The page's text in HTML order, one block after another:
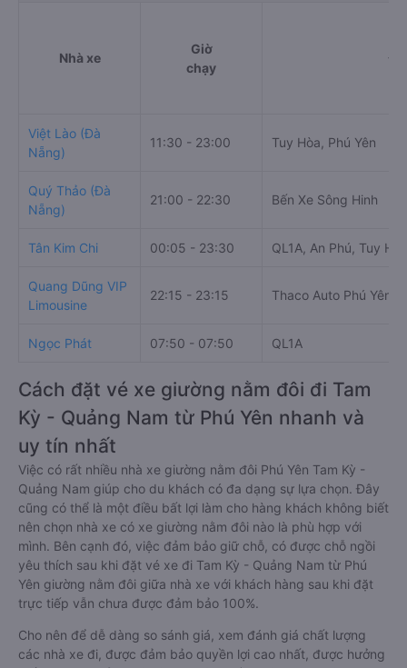
Nhà xe
Giờ
chạy
Việt Lào (Đà
Nẵng)
11:30 - 23:00 Tuy Hòa, Phú Yên
Quý Thảo (Đà
Nẵng)
21:00 - 22:30 Bến Xe Sông Hinh
Tân Kim Chi 00:05 - 23:30 QL1A, An Phú, Tuy
Quang Dũng VIP
Limousine
22:15 - 23:15 Thaco Auto Phú Yên
Ngọc Phát 07:50 - 07:50 QL1A
Cách đặt vé xe giường nằm đôi đi Tam
Kỳ - Quảng Nam từ Phú Yên nhanh và
uy tín nhất
Việc có rất nhiều nhà xe giường nằm đôi Phú Yên Tam Kỳ -
Quảng Nam giúp cho du khách có đa dạng sự lựa chọn. Đây
cũng có thể là một điều bất lợi làm cho hàng khách không biết
nên chọn nhà xe có xe giường nằm đôi nào là phù hợp với
mình. Bên cạnh đó, việc đảm bảo giữ chỗ, có được chỗ ngồi
yêu thích sau khi đặt vé xe đi Tam Kỳ - Quảng Nam từ Phú
Yên giường nằm đôi giữa nhà xe với khách hàng sau khi đặt
trực tiếp vẫn chưa được đảm bảo 100%.
Cho nên để dễ dàng so sánh giá, xem đánh giá chất lượng
các nhà xe đi, được đảm bảo quyền lợi cao nhất, được hưởng